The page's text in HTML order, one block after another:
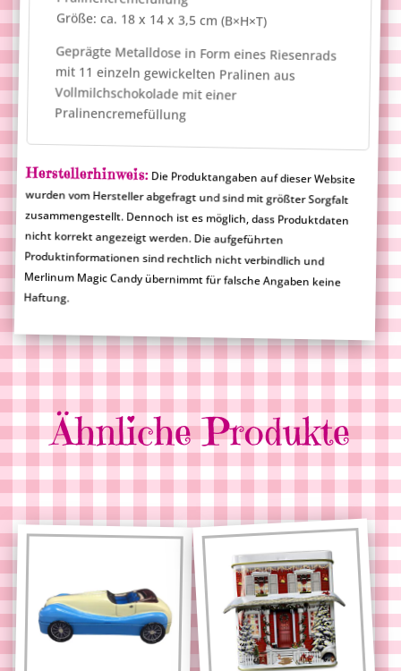
Größe: ca. 18 x 14 x 3,5 cm (B×H×T)
Geprägte Metalldose in Form eines Riesenrads
mit 11 einzeln gewickelten Pralinen aus
Vollmilchschokolade mit einer
Pralinencremefüllung
Herstellerhinweis:Die Produktangaben auf dieser Website
wurden vom Hersteller abgefragt und sind mit größter Sorgfalt
zusammengestellt. Dennoch ist es möglich, dass Produktdaten
nicht korrekt angezeigt werden. Die aufgeführten
Produktinformationen sind rechtlich nicht verbindlich und
Merlinum Magic Candy übernimmt für falsche Angaben keine
Haftung.
Ähnliche Produkte